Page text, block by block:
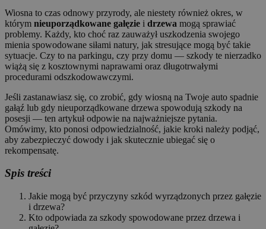
Wiosna to czas odnowy przyrody, ale niestety również okres, w
którym nieuporządkowane gałęzie i drzewa mogą sprawiać
problemy. Każdy, kto choć raz zauważył uszkodzenia swojego
mienia spowodowane siłami natury, jak stresujące mogą być takie
sytuacje. Czy to na parkingu, czy przy domu — szkody te nierzadko
wiążą się z kosztownymi naprawami oraz długotrwałymi
procedurami odszkodowawczymi.
Jeśli zastanawiasz się, co zrobić, gdy wiosną na Twoje auto spadnie
gałąź lub gdy nieuporządkowane drzewa spowodują szkody na
posesji — ten artykuł odpowie na najważniejsze pytania.
Omówimy, kto ponosi odpowiedzialność, jakie kroki należy podjąć,
aby zabezpieczyć dowody i jak skutecznie ubiegać się o
rekompensatę.
Spis treści
Jakie mogą być przyczyny szkód wyrządzonych przez gałęzie
i drzewa?
Kto odpowiada za szkody spowodowane przez drzewa i